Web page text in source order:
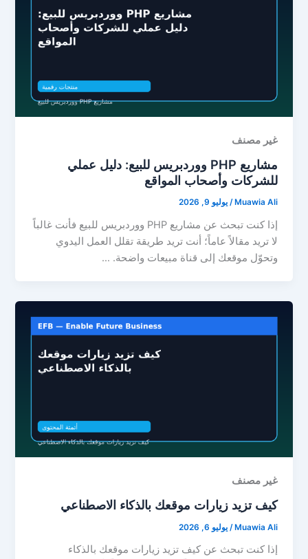
غير مصنف
مشاريع PHP ووردبريس للبيع: دليل عملي
للشركات وأصحاب المواقع
Muawia Ali
/يوليو 9, 2026
إذا كنت تبحث عن مشاريع PHP ووردبريس للبيع فأنت غالباً
لا تريد مقالاً عاماً؛ أنت تريد طريقة تقلل العمل اليدوي
وتحوّل موقعك إلى قناة مبيعات واضحة. …
غير مصنف
كيف تزيد زيارات موقعك بالذكاء الاصطناعي
Muawia Ali
/يوليو 6, 2026
إذا كنت تبحث عن كيف تزيد زيارات موقعك بالذكاء